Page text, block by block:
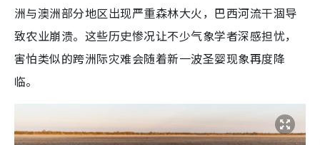
洲与澳洲部分地区出现严重森林大火，巴西河流干涸导
致农业崩溃。这些历史惨况让不少气象学者深感担忧，
害怕类似的跨洲际灾难会随着新一波圣婴现象再度降
临。